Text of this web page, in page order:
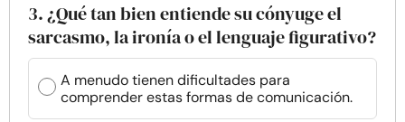
3. ¿Qué tan bien entiende su cónyuge el
sarcasmo, la ironía o el lenguaje figurativo?
A menudo tienen dificultades para
comprender estas formas de comunicación.